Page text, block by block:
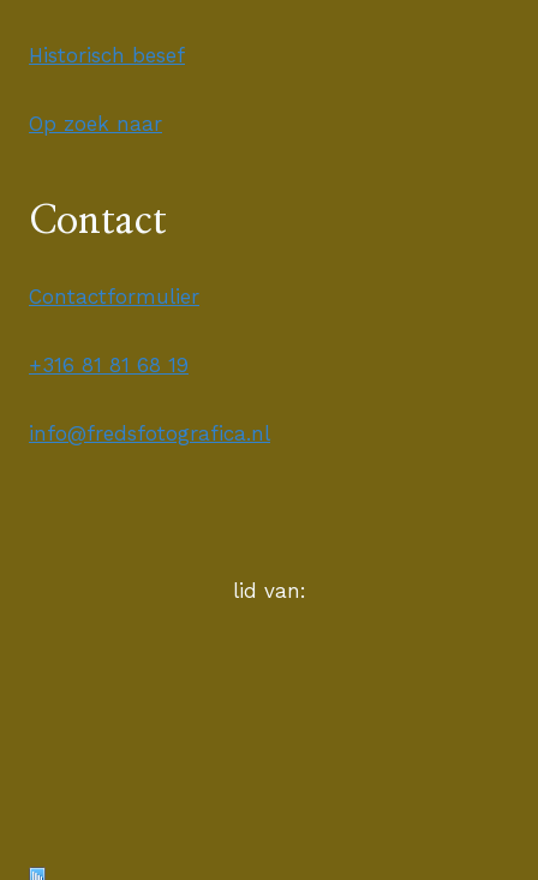
Historisch besef
Op zoek naar
Contact
Contactformulier
+316 81 81 68 19
info@fredsfotografica.nl
lid van: